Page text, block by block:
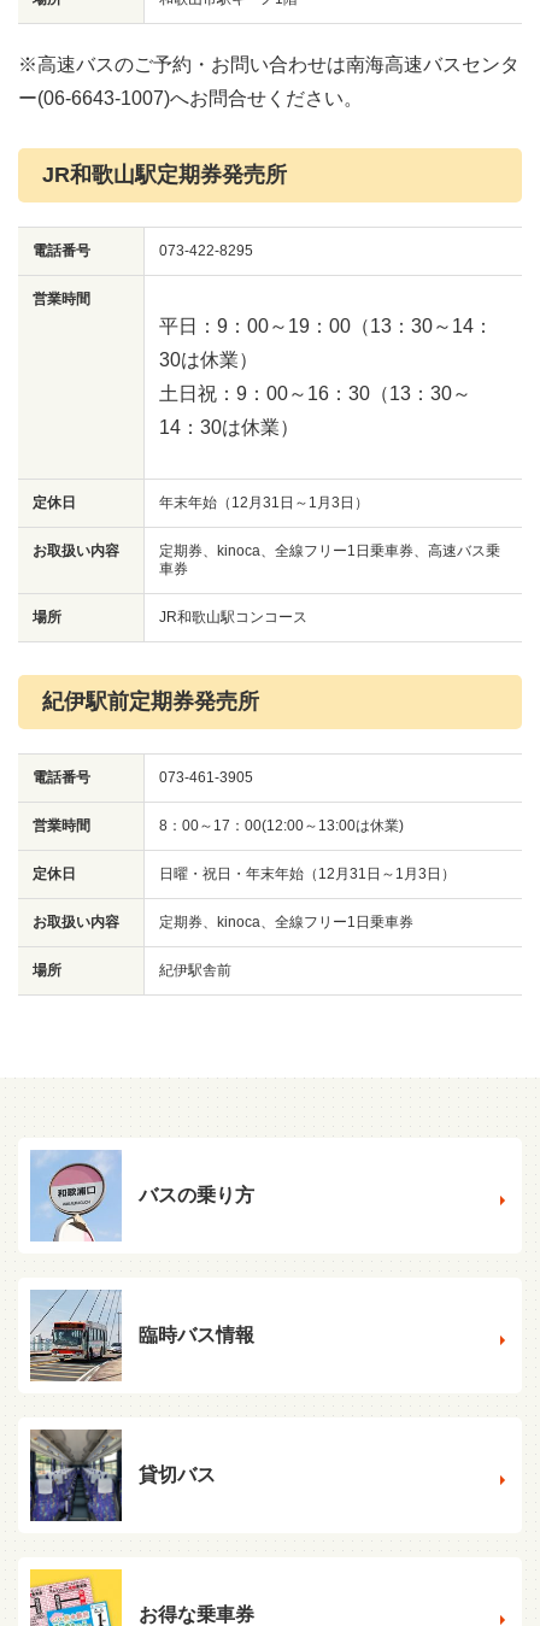
※高速バスのご予約・お問い合わせは南海高速バスセンタ
ー(06-6643-1007)へお問合せください。
JR和歌山駅定期券発売所
電話番号 073-422-8295
営業時間
平日：9：00～19：00（13：30～14：
30は休業）
土日祝：9：00～16：30（13：30～
14：30は休業）
定休日 年末年始（12月31日～1月3日）
お取扱い内容
定期券、kinoca、全線フリー1日乗車券、高速バス乗
車券
場所 JR和歌山駅コンコース
紀伊駅前定期券発売所
電話番号 073-461-3905
営業時間 8：00～17：00(12:00～13:00は休業)
定休日 日曜・祝日・年末年始（12月31日～1月3日）
お取扱い内容 定期券、kinoca、全線フリー1日乗車券
場所 紀伊駅舎前
バスの乗り方
臨時バス情報
貸切バス
お得な乗車券